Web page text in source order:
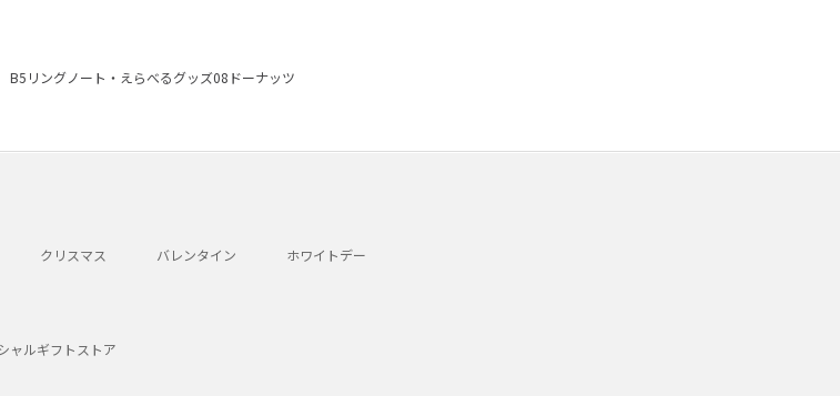
リングノート・えらべるグッズ08ドーナッツ
クリスマス バレンタイン ホワイトデー
ャルギフトストア